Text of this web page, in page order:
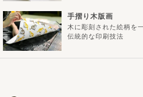
手摺り木版画
木に彫刻された絵柄を
伝統的な印刷技法